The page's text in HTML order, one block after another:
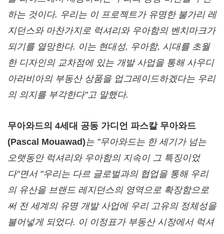
하는 것이다. 우리는 이 프로젝트가 유명한 불가리 레
지던스와 마찬가지로 럭셔리와 우아함의 벤치마크가
되기를 열망한다. 이는 현대성, 우아함, 시대를 초월
한 디자인의 교차점에 있는 개발 사업을 통해 사우디
아라비아의 부동산 상품을 업그레이드하겠다는 우리
의 의지를 부각한다"고 말했다.
무아와드의 4세대 공동 가디언 파스칼 무아와드
(Pascal Mouawad)는 "무아와드는 한 세기가 넘는
오랫동안 럭셔리와 우아함의 지속이 그 특징이었
다"면서 "우리는 다르 글로벌과의 협업을 통해 우리
의 유산을 브랜드 레지던스의 영역으로 확장함으로
써 전 세계의 유명 개발 사업에 우리 고유의 정체성을
불어넣게 되었다. 이 이정표가 부동산 시장에서 럭셔